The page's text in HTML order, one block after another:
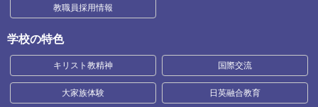
教職員採用情報
学校の特色
キリスト教精神 国際交流
大家族体験 日英融合教育